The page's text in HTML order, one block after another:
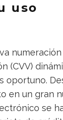
uso
(CVV)
oportuno.
en un gran
se